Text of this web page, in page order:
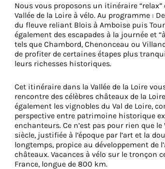
Nous vous proposons un itinéraire
Vallée de la Loire à vélo. Au programme :
du fleuve reliant Blois à Amboise puis
également des escapades à la journée et
tels que Chambord, Chenonceau ou
de profiter de certaines étapes plus
leurs richesses historiques.
Cet itinéraire dans la Vallée de la Loire
rencontre des célèbres châteaux de la
également les vignobles du Val de Loire,
perspective entre patrimoine historique
enchanteurs. Ce n’est pas pour rien que le
siècle, justifiée à l’époque par l’art et la
longtemps, propice au développement de
châteaux. Vacances à vélo sur le tronçon
France, longue de 800 km.